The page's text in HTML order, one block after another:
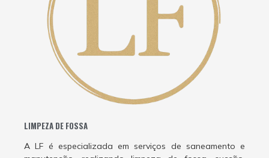
LIMPEZA DE FOSSA
A LF é especializada em serviços de saneamento e